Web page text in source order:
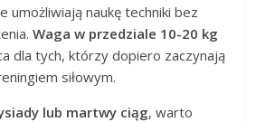
umożliwiają naukę techniki bez
Waga w przedziale 10-20 kg
dla tych, którzy dopiero zaczynają
siłowym.
lub martwy ciąg, warto